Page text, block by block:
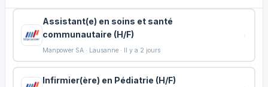
Assistant(e) en soins et santé
communautaire (H/F)
Manpower SA · Lausanne · Il y a 2 jours
Infirmier(ère) en Pédiatrie (H/F)